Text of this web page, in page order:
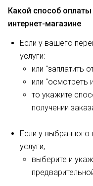
Какой способ
интернет-магазине
Если у вашего
услуги:
или "заплатить
или "осмотреть
то укажите
получении
Если у выбранного
услуги,
выберите и